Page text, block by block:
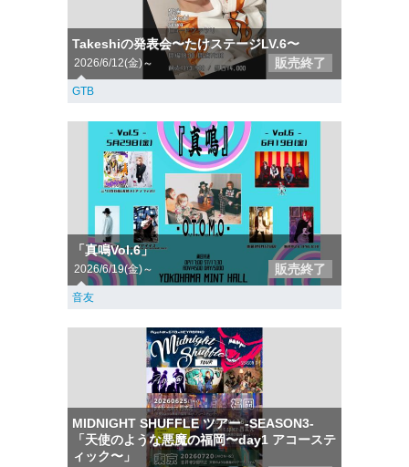
Takeshiの発表会〜たけステージLV.6〜
2026/6/12(金)～ 販売終了
GTB
「真鳴Vol.6」
2026/6/19(金)～ 販売終了
音友
MIDNIGHT SHUFFLE ツアー -SEASON3-
「天使のような悪魔の福岡〜day1 アコーステ
ィック〜」